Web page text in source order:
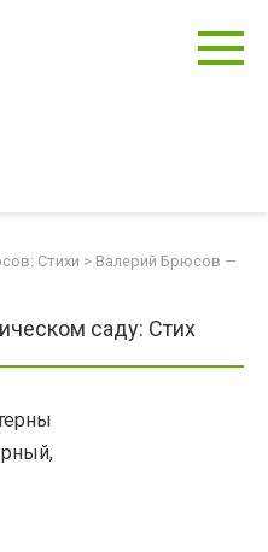
Стихи > Валерий Брюсов —
саду: Стих